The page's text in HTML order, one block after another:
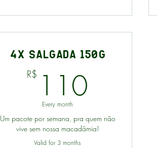
4x Salgada 150g
R$ 110
Every month
Um pacote por semana, pra quem não
vive sem nossa macadâmia!
Valid for 3 months